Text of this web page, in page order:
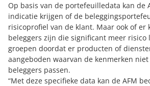
Op basis van de portefeuilledata kan de
indicatie krijgen of de
risicoprofiel van de klant. Maar ook of er
beleggers zijn die significant meer risico
groepen doordat er producten of
aangeboden waarvan de kenmerken
beleggers passen.
“Met deze specifieke data kan de AFM